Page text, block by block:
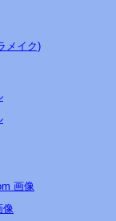
メイク)
画像
像